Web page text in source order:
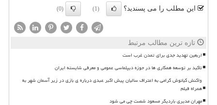
این مطلب را می پسندید؟ (1)
(0)
تازه ترین مطالب مرتبط
اربعین تهدید جدی برای تمدن غرب است
تاکید بر توسعه همکاری ها در حوزه دیپلماسی عمومی و معرفی شایسته ایران
واکنش کیانوش گرامی به اعتراف سالیان پیش اکبر عبدی درباره ی بازی در زیر آسمان شهر به
همراه فیلم
مهران مدیری باردیگر مسعود شصت چی می شود